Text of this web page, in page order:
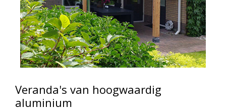
Veranda's van hoogwaardig
aluminium